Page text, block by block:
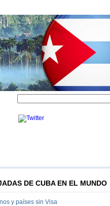
DE CUBA EN EL MUNDO
y países sin Visa